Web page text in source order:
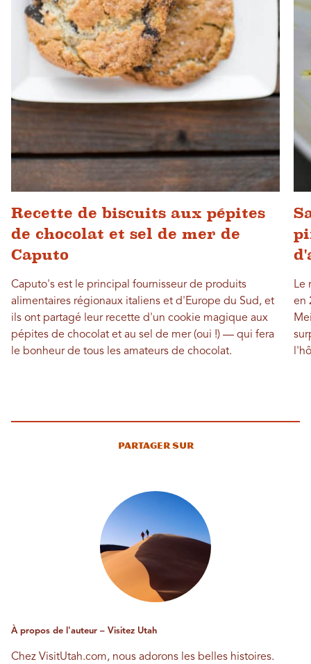
Recette de biscuits aux pépites
de chocolat et sel de mer de
Caputo
Caputo's est le principal fournisseur de produits
alimentaires régionaux italiens et d'Europe du Sud, et
ils ont partagé leur recette d'un cookie magique aux
pépites de chocolat et au sel de mer (oui !) — qui fera
le bonheur de tous les amateurs de chocolat.
Le
en
Partager sur
À propos de l'auteur – Visitez Utah
Chez VisitUtah.com, nous adorons les belles histoires.